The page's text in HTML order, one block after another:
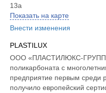
13a
Показать на карте
Внести изменения
PLASTILUX
ООО «ПЛАСТИЛЮКС-ГРУПП»
поликарбоната с
предприятие первым среди
получило европейский